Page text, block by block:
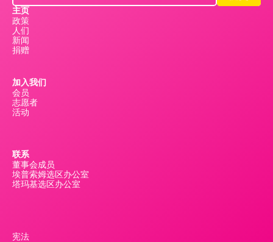
主页
政策
人们
新闻
捐赠
加入我们
会员
志愿者
活动
联系
董事会成员
埃普索姆选区办公室
塔玛基选区办公室
宪法